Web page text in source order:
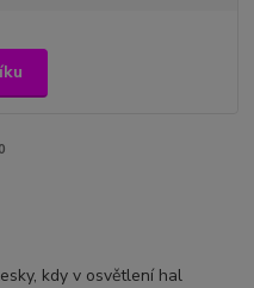
kdy v osvětlení hal